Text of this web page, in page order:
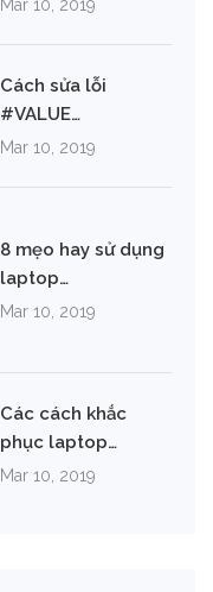
Mar 10, 2019
Cách sửa lỗi
#VALUE…
Mar 10, 2019
8 mẹo hay sử dụng
laptop…
Mar 10, 2019
Các cách khắc
phục laptop…
Mar 10, 2019